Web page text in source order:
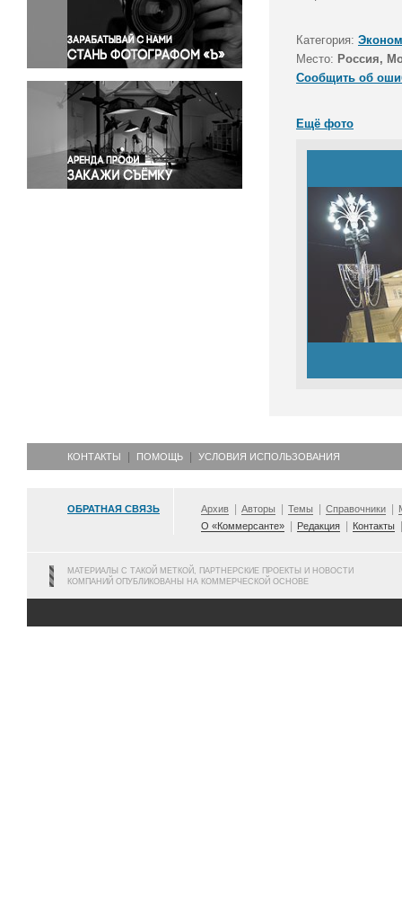
Правосудие
Происшествия и конфликты
Религия
Светская жизнь
Спорт
Экология
Экономика и бизнес
Категория:
Место: Россия,
Сообщить об
Ещё фото
КОНТАКТЫ ПОМОЩЬ УСЛОВИЯ ИСПОЛЬЗОВАНИЯ
ОБРАТНАЯ СВЯЗЬ Архив Авторы Темы Справочники
О «Коммерсанте»
Редакция Контакты
МАТЕРИАЛЫ С ТАКОЙ МЕТКОЙ, ПАРТНЕРСКИЕ ПРОЕКТЫ И НОВОСТИ
КОМПАНИЙ ОПУБЛИКОВАНЫ НА КОММЕРЧЕСКОЙ ОСНОВЕ